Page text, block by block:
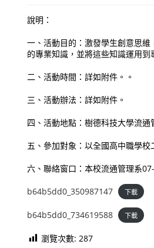
說明：
一、活動目的：激發學生創意思
的專業知識，並將這些知識運用
二、活動時間：詳如附件。。
三、活動辦法：詳如附件。
四、活動地點：樹德科技大學流通
五、參加對象：以全國高中職學校
六、聯絡窗口：本校流通管理系
b64b5dd0_350987147 下載
b64b5dd0_734619588 下載
瀏覽次數: 287